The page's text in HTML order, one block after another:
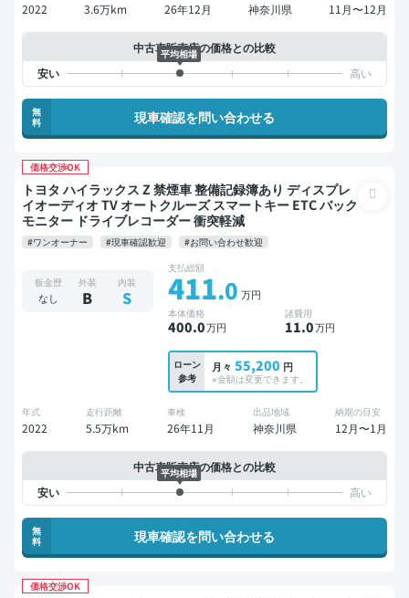
2022 3.6万km 26年12月 神奈川県 11月〜12月
中古車販売店の価格との比較
平均相場
無
料
現車確認を問い合わせる
価格交渉OK
トヨタ ハイラックス Z 禁煙車 整備記録簿あり ディスプレ
イオーディオ TV オートクルーズ スマートキー ETC バック
モニター ドライブレコーダー 衝突軽減
#ワンオーナー #現車確認歓迎 #お問い合わせ歓迎
板金歴
なし
外装
B
内装
S
支払総額
411.0 万円
本体価格
400.0万円
諸費用
11.0万円
ローン
参考
月々 55,200 円
※金額は変更できます。
年式
2022
走行距離
5.5万km
車検
26年11月
出品地域
神奈川県
納期の目安
12月〜1月
中古車販売店の価格との比較
平均相場
無
料
現車確認を問い合わせる
価格交渉OK